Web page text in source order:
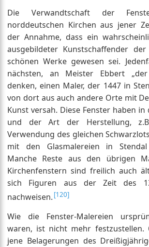
Die Verwandtschaft der
norddeutschen Kirchen aus jener
der Annahme, dass ein
ausgebildeter Kunstschaffender
schönen Werke gewesen sei.
nächsten, an Meister Ebbert
denken, einen Maler, der 1447 in
von dort aus auch andere Orte mit
Kunst versah. Diese Fenster haben
und der Art der Herstellung,
Verwendung des gleichen
mit den Glasmalereien in
Manche Reste aus den übrigen
Kirchenfenstern sind freilich auch
sich Figuren aus der Zeit des
nachweisen. [120]
Wie die Fenster-Malereien
waren, ist nicht mehr festzustellen.
jene Belagerungen des